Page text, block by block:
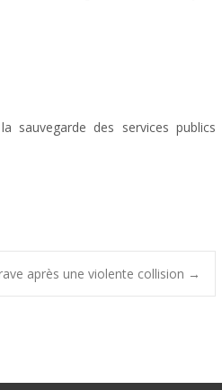
des services publics
après une violente collision →